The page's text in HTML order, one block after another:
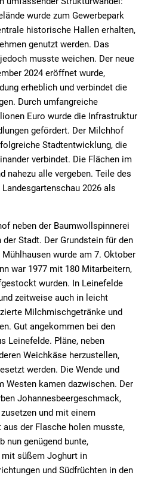
wurde zum Gewerbepark
historische Hallen erhalten,
genutzt werden. Das
musste weichen. Der neue
2024 eröffnet wurde,
erheblich und verbindet die
Durch umfangreiche
Euro wurde die Infrastruktur
gefördert. Der Milchhof
Stadtentwicklung, die
verbindet. Die Flächen im
nahezu alle vergeben. Teile des
2026 als
neben der Baumwollspinnerei
Stadt. Der Grundstein für den
wurde am 7. Oktober
war 1977 mit 180 Mitarbeitern,
wurden. In Leinefelde
zeitweise auch in leicht
Milchmischgetränke und
Gut angekommen bei den
Leinefelde. Pläne, neben
Weichkäse herzustellen,
werden. Die Wende und
Westen kamen dazwischen. Der
Johannesbeergeschmack,
und mit einem
der Flasche holen musste,
nun genügend bunte,
süßem Joghurt in
und Südfrüchten in den